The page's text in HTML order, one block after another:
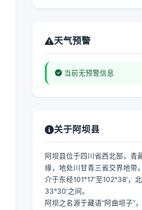
天气预警
当前无预警信息
关于阿坝县
阿坝县位于四川省西北部，青
缘，地处川甘青三省交界地带
介于东经101°17′至102°38′，
33°30′之间。
阿坝之名源于藏语“阿曲坝子”